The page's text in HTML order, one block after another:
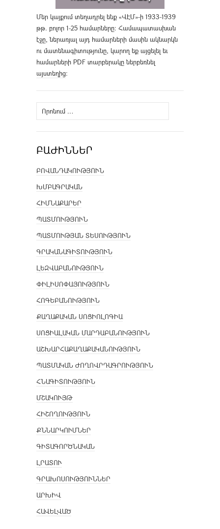
Մեր կայքում տեղադրել ենք «ՎԷՄ»-ի 1933-1939
թթ. բոլոր 1-25 համարները։ Համապատասխան
էջը, ներառյալ այդ համարների մասին ակնարկն
ու մատենագիտությունը, կարող եք այցելել եւ
համարների PDF տարբերակը ներբեռնել
այստեղից։
Որոնել՝
ԲԱԺԻՆՆԵՐ
ԲՈՎԱՆԴԱԿՈՒԹՅՈՒՆ
ԽՄԲԱԳՐԱԿԱՆ
ՀԻՄՆԱՔԱՐԵՐ
ՊԱՏՄՈՒԹՅՈՒՆ
ՊԱՏՄՈՒԹՅԱՆ ՏԵՍՈՒԹՅՈՒՆ
ԳՐԱԿԱՆԱԳԻՏՈՒԹՅՈՒՆ
ԼԵԶՎԱԲԱՆՈՒԹՅՈՒՆ
ՓԻԼԻՍՈՓԱՅՈՒԹՅՈՒՆ
ՀՈԳԵԲԱՆՈՒԹՅՈՒՆ
ՔԱՂԱՔԱԿԱՆ ՍՈՑԻՈԼՈԳԻԱ
ՍՈՑԻԱԼԱԿԱՆ ՄԱՐԴԱԲԱՆՈՒԹՅՈՒՆ
ԱՇԽԱՐՀԱՔԱՂԱՔԱԿԱՆՈՒԹՅՈՒՆ
ՊԱՏՄԱԿԱՆ ԺՈՂՈՎՐԴԱԳՐՈՒԹՅՈՒՆ
ՀՆԱԳԻՏՈՒԹՅՈՒՆ
ՄՇԱԿՈՒՅԹ
ՀԻՇՈՂՈՒԹՅՈՒՆ
ՔՆՆԱՐԿՈՒՄՆԵՐ
ԳԻՏԱԳՈՐԾՆԱԿԱՆ
ԼՐԱՏՈՒ
ԳՐԱԽՈՍՈՒԹՅՈՒՆՆԵՐ
ԱՐԽԻՎ
ՀԱՎԵԼՎԱԾ